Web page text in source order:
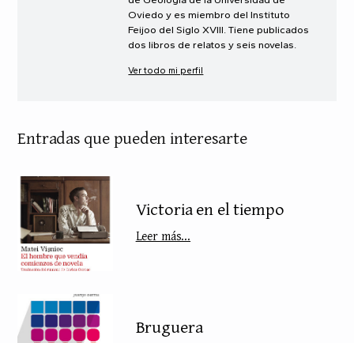
Oviedo y es miembro del Instituto
Feijoo del Siglo XVIII. Tiene publicados
dos libros de relatos y seis novelas.
Ver todo mi perfil
Entradas que pueden interesarte
Victoria en el tiempo
Leer más...
Bruguera